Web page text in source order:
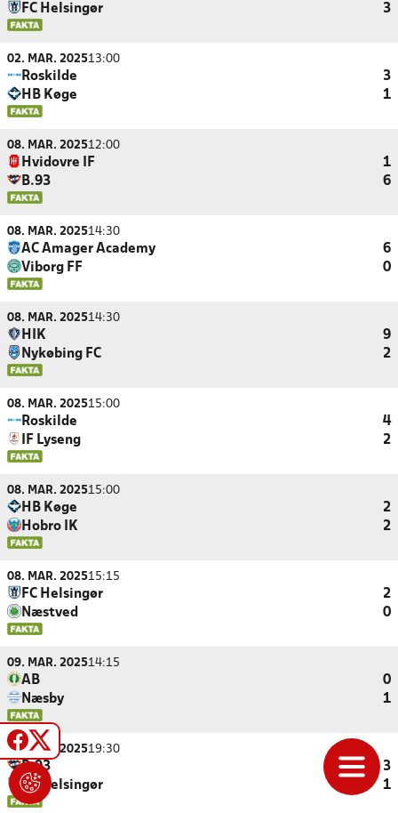
FC Helsingør
3
02. MAR. 202513:00
Roskilde
3
HB Køge
1
08. MAR. 202512:00
Hvidovre IF
1
B.93
6
08. MAR. 202514:30
AC Amager Academy
6
Viborg FF
0
08. MAR. 202514:30
HIK
9
Nykøbing FC
2
08. MAR. 202515:00
Roskilde
4
IF Lyseng
2
08. MAR. 202515:00
HB Køge
2
Hobro IK
2
08. MAR. 202515:15
FC Helsingør
2
Næstved
0
09. MAR. 202514:15
AB
0
Næsby
1
14. MAR. 202519:30
B.93
3
FC Helsingør
1